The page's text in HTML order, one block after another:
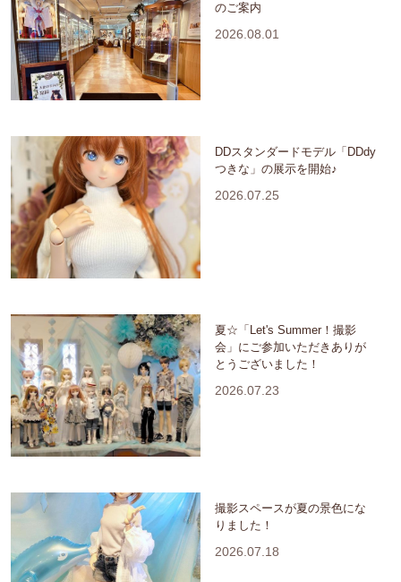
のご案内
2026.08.01
DDスタンダードモデル「DDdy
つきな」の展示を開始♪
2026.07.25
夏☆「Let's Summer！撮影
会」にご参加いただきありが
とうございました！
2026.07.23
撮影スペースが夏の景色にな
りました！
2026.07.18